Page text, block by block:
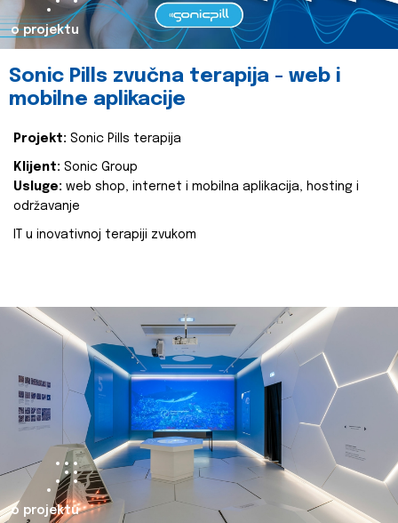
o projektu
Sonic Pills zvučna terapija - web i
mobilne aplikacije
Projekt: Sonic Pills terapija
Klijent: Sonic Group
Usluge: web shop, internet i mobilna aplikacija, hosting i
održavanje
IT u inovativnoj terapiji zvukom
o projektu